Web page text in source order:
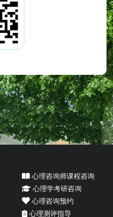
心理咨询师课程咨询
心理学考研咨询
心理咨询预约
心理测评指导